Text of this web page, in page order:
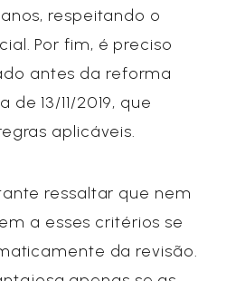
respeitando o
Por fim, é preciso
antes da reforma
13/11/2019, que
aplicáveis.
ressaltar que nem
a esses critérios se
da revisão.